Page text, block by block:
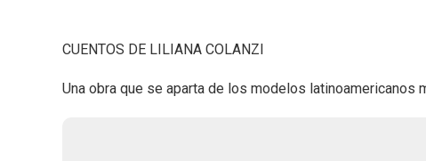
CUENTOS DE LILIANA COLANZI
Una obra que se aparta de los modelos latinoamericanos